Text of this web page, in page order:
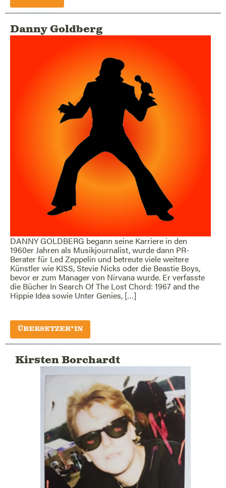
Danny Goldberg
DANNY GOLDBERG begann seine Karriere in den
1960er Jahren als Musikjournalist, wurde dann PR-
Berater für Led Zeppelin und betreute viele weitere
Künstler wie KISS, Stevie Nicks oder die Beastie Boys,
bevor er zum Manager von Nirvana wurde. Er verfasste
die Bücher In Search Of The Lost Chord: 1967 and the
Hippie Idea sowie Unter Genies, […]
ÜBERSETZER*IN
Kirsten Borchardt